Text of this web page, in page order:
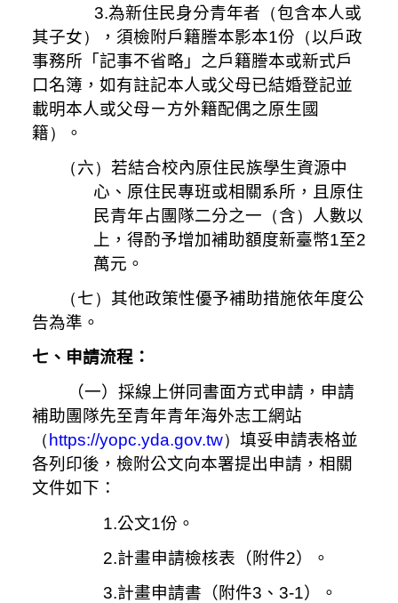
3.為新住民身分青年者 （包含本人或
其子女） ，須檢附戶籍謄本影本1份 （以戶政
事務所「記事不省略」之戶籍謄本或新式戶
口名簿，如有註記本人或父母已結婚登記並
載明本人或父母ㄧ方外籍配偶之原生國
籍）
。
（六） 若結合校內原住民族學生資源中
心、原住民專班或相關系所，且原住
民青年占團隊二分之一 （含） 人數以
上，得酌予增加補助額度新臺幣1至2
萬元。
（七） 其他政策性優予補助措施依年度公
告為準。
七、申請流程：
（一）採線上併同書面方式申請，申請
補助團隊先至青年青年海外志工網站
（ https://yopc.yda.gov.tw） 填妥申請表格並
各列印後，檢附公文向本署提出申請，相關
文件如下：
1.公文1份。
2.計畫申請檢核表（附件2）。
3.計畫申請書（附件3 、 3-1）。